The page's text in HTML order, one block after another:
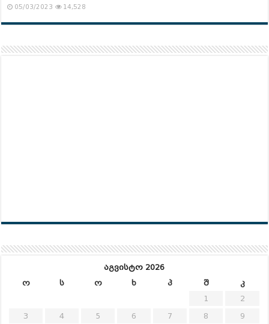
05/03/2023 14,528
აგვისტო 2026
ო
ს ო ხ პ შ
კ
1
2
3
4 5 6 7 8 9